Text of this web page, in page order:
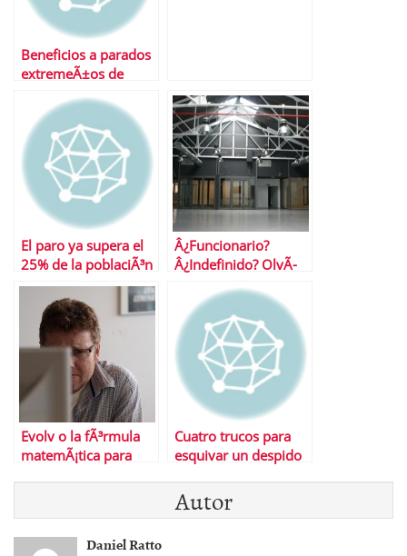
Beneficios a parados
extremeÃ±os de
El paro ya supera el
25% de la poblaciÃ³n
activa
Â¿Funcionario?
Â¿Indefinido? OlvÃ­
autÃ³nomo
Evolv o la fÃ³rmula
matemÃ¡tica para
Cuatro trucos para
esquivar un despido
Autor
Daniel Ratto